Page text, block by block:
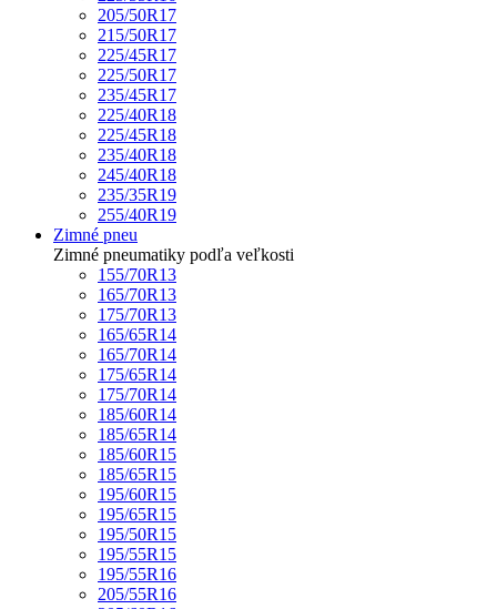
205/50R17
215/50R17
225/45R17
225/50R17
235/45R17
225/40R18
225/45R18
235/40R18
245/40R18
235/35R19
255/40R19
Zimné pneu
Zimné pneumatiky podľa veľkosti
155/70R13
165/70R13
175/70R13
165/65R14
165/70R14
175/65R14
175/70R14
185/60R14
185/65R14
185/60R15
185/65R15
195/60R15
195/65R15
195/50R15
195/55R15
195/55R16
205/55R16